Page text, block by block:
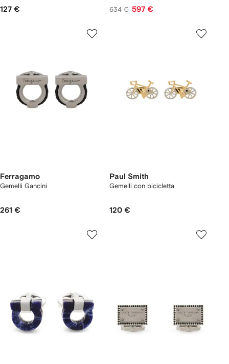
127 € 634 € 597 €
Ferragamo
Gemelli Gancini
261 €
Paul Smith
Gemelli con bicicletta
120 €